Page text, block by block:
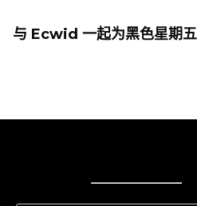
与 Ecwid 一起为黑色星期